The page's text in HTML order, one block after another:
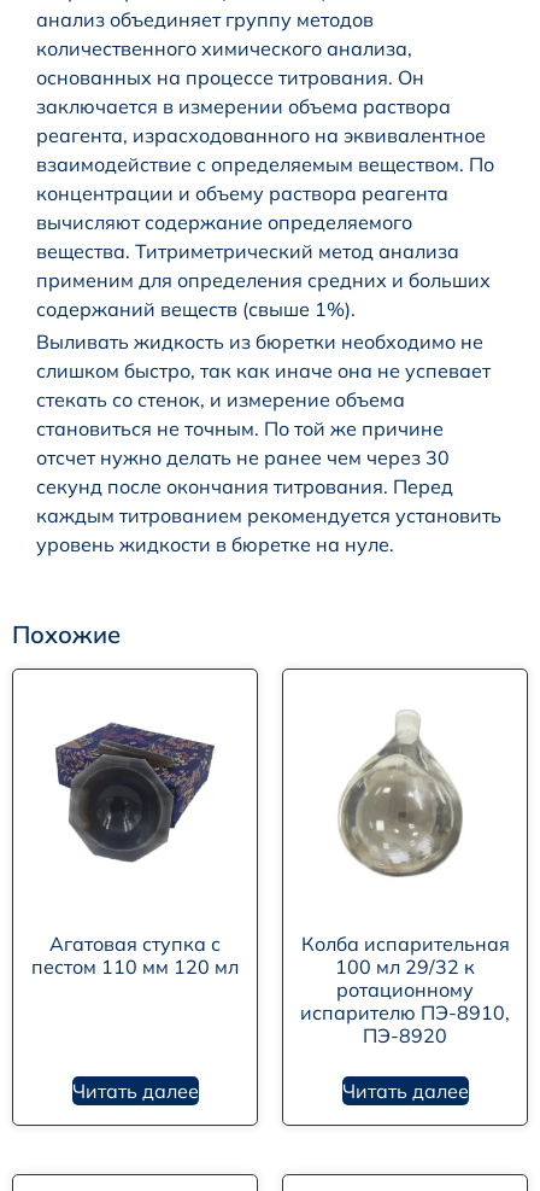
анализ объединяет группу методов
количественного химического анализа,
основанных на процессе титрования. Он
заключается в измерении объема раствора
реагента, израсходованного на эквивалентное
взаимодействие с определяемым веществом. По
концентрации и объему раствора реагента
вычисляют содержание определяемого
вещества. Титриметрический метод анализа
применим для определения средних и больших
содержаний веществ (свыше 1%).
Выливать жидкость из бюретки необходимо не
слишком быстро, так как иначе она не успевает
стекать со стенок, и измерение объема
становиться не точным. По той же причине
отсчет нужно делать не ранее чем через 30
секунд после окончания титрования. Перед
каждым титрованием рекомендуется установить
уровень жидкости в бюретке на нуле.
Похожие
Агатовая ступка с
пестом 110 мм 120 мл
Читать далее
Колба испарительная
100 мл 29/32 к
ротационному
испарителю ПЭ-8910,
ПЭ-8920
Читать далее